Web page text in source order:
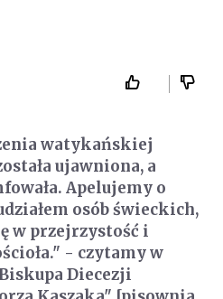
watykańskiej
ujawniona, a
Apelujemy o
osób świeckich,
w przejrzystość i
- czytamy w
Diecezji